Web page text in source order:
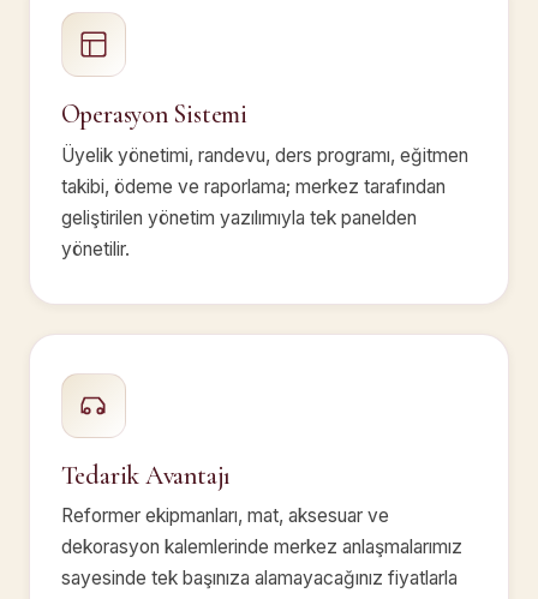
Operasyon Sistemi
Üyelik yönetimi, randevu, ders programı, eğitmen
takibi, ödeme ve raporlama; merkez tarafından
geliştirilen yönetim yazılımıyla tek panelden
yönetilir.
Tedarik Avantajı
Reformer ekipmanları, mat, aksesuar ve
dekorasyon kalemlerinde merkez anlaşmalarımız
sayesinde tek başınıza alamayacağınız fiyatlarla